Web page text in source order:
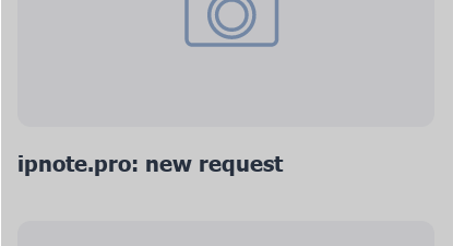
ipnote.pro: new request